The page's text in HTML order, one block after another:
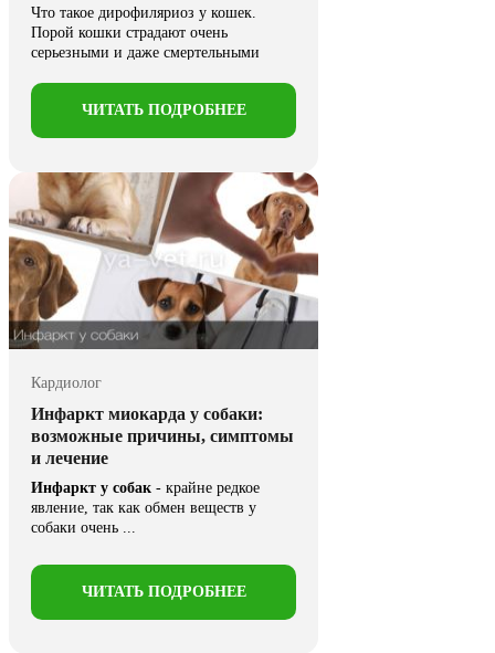
Что такое дирофиляриоз у кошек.
Порой кошки страдают очень
серьезными и даже смертельными
ЧИТАТЬ ПОДРОБНЕЕ
Кардиолог
Инфаркт миокарда у собаки:
возможные причины, симптомы
и лечение
Инфаркт у собак - крайне редкое
явление, так как обмен веществ у
собаки очень ...
ЧИТАТЬ ПОДРОБНЕЕ